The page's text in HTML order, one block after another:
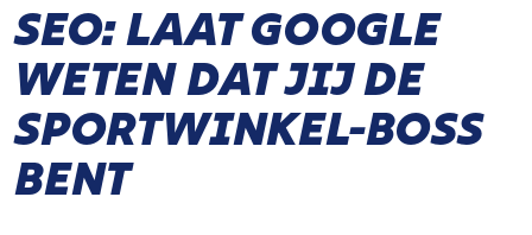
SEO: LAAT GOOGLE
WETEN DAT JIJ DE
SPORTWINKEL-BOSS
BENT